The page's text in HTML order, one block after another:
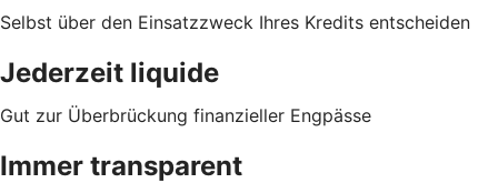
Selbst über den Einsatzzweck Ihres Kredits entscheiden
Jederzeit liquide
Gut zur Überbrückung finanzieller Engpässe
Immer transparent